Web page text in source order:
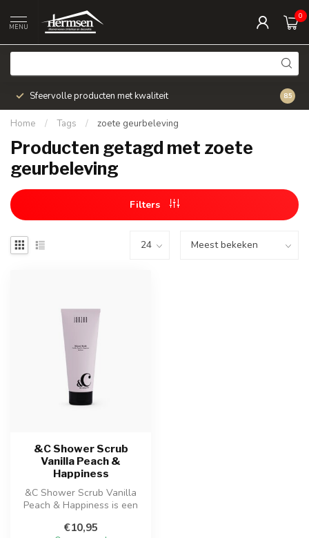
MENU
0
Sfeervolle producten met kwaliteit Snel
8.5
Home / Tags / zoete geurbeleving
Producten getagd met zoete
geurbeleving
Filters
&C Shower Scrub
Vanilla Peach &
Happiness
&C Shower Scrub Vanilla
Peach & Happiness is een
natuurlijk...
€10,95